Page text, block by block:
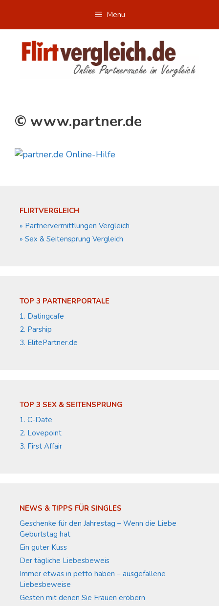
springen
Menü
© www.partner.de
FLIRTVERGLEICH
» Partnervermittlungen Vergleich
» Sex & Seitensprung Vergleich
TOP 3 PARTNERPORTALE
1. Datingcafe
2. Parship
3. ElitePartner.de
TOP 3 SEX & SEITENSPRUNG
1. C-Date
2. Lovepoint
3. First Affair
NEWS & TIPPS FÜR SINGLES
Geschenke für den Jahrestag – Wenn die Liebe
Geburtstag hat
Ein guter Kuss
Der tägliche Liebesbeweis
Immer etwas in petto haben – ausgefallene
Liebesbeweise
Gesten mit denen Sie Frauen erobern